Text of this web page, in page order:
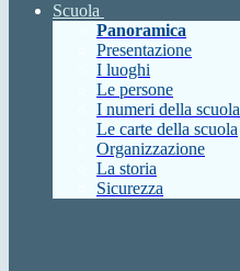
Scuola
Panoramica
Presentazione
I luoghi
Le persone
I numeri della scuola
Le carte della scuola
Organizzazione
La storia
Sicurezza